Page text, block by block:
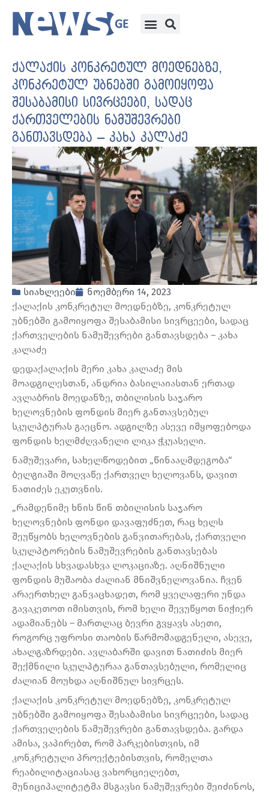
ქალაქის კონკრეტულ მოედნებზე,
კონკრეტულ უბნებში გამოიყოფა
შესაბამისი სივრცეები, სადაც
ქართველების ნამუშევრები
განთავსდება – კახა კალაძე
სიახლეები
ნოემბერი 14, 2023
ქალაქის კონკრეტულ მოედნებზე, კონკრეტულ
უბნებში გამოიყოფა შესაბამისი სივრცეები, სადაც
ქართველების ნამუშევრები განთავსდება – კახა
კალაძე
დედაქალაქის მერი კახა კალაძე მის
მოადგილესთან, ანდრია ბასილაიასთან ერთად
ავლაბრის მოედანზე, თბილისის საჯარო
ხელოვნების ფონდის მიერ განთავსებულ
სკულპტურას გაეცნო. ადგილზე ასევე იმყოფებოდა
ფონდის ხელმძღვანელი ლიკა ჭკუასელი.
ნამუშევარი, სახელწოდებით „წინააღმდეგობა“
ბელგიაში მოღვაწე ქართველ ხელოვანს, დავით
ნათიძეს ეკუთვნის.
„რამდენიმე ხნის წინ თბილისის საჯარო
ხელოვნების ფონდი დავაფუძნეთ, რაც ხელს
შეუწყობს ხელოვნების განვითარებას, ქართველი
სკულპტორების ნამუშევრების განთავსებას
ქალაქის სხვადასხვა ლოკაციაზე. აღნიშნული
ფონდის მუშაობა ძალიან მნიშვნელოვანია. ჩვენ
არაერთხელ განვაცხადეთ, რომ ყველაფერი უნდა
გავაკეთოთ იმისთვის, რომ ხელი შევუწყოთ ნიჭიერ
ადამიანებს – მართლაც ბევრი გვყავს ასეთი,
როგორც უფროსი თაობის წარმომადგენელი, ასევე,
ახალგაზრდები. ავლაბარში დავით ნათიძის მიერ
შექმნილი სკულპტურაა განთავსებული, რომელიც
ძალიან მოუხდა აღნიშნულ სივრცეს.
ქალაქის კონკრეტულ მოედნებზე, კონკრეტულ
უბნებში გამოიყოფა შესაბამისი სივრცეები, სადაც
ქართველების ნამუშევრები განთავსდება. გარდა
ამისა, ვაპირებთ, რომ პარკებისთვის, იმ
კონკრეტული პროექტებისთვის, რომელთა
რეაბილიტაციასაც ვახორციელებთ,
მუნიციპალიტეტმა მსგავსი ნამუშევრები შეიძინოს,